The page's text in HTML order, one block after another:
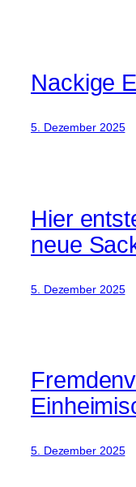
Nackige
5. Dezember 2025
Hier
neue
5. Dezember 2025
5. Dezember 2025